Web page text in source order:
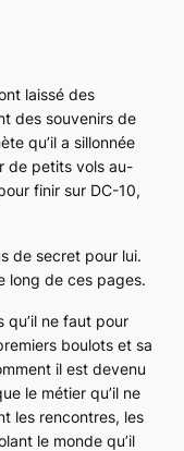
laissé des
des souvenirs de
qu’il a sillonnée
de petits vols au-
finir sur DC-10,
de secret pour lui.
long de ces pages.
qu’il ne faut pour
boulots et sa
il est devenu
le métier qu’il ne
les rencontres, les
le monde qu’il